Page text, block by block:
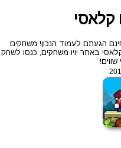
קלאסי
הגעתם לעמוד הנכון! משחקים
באתר יויו משחקים, כנסו לשחק